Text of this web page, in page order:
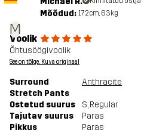
M
Mõõdud: 172cm, 63kg
Voolik
Õhtusöögivoolik
See on tõlge. Kuva originaal
Surround
Stretch Pants
Anthracite
Ostetud suurus S, Regular
Tajutav suurus
Paras
Pikkus
Paras